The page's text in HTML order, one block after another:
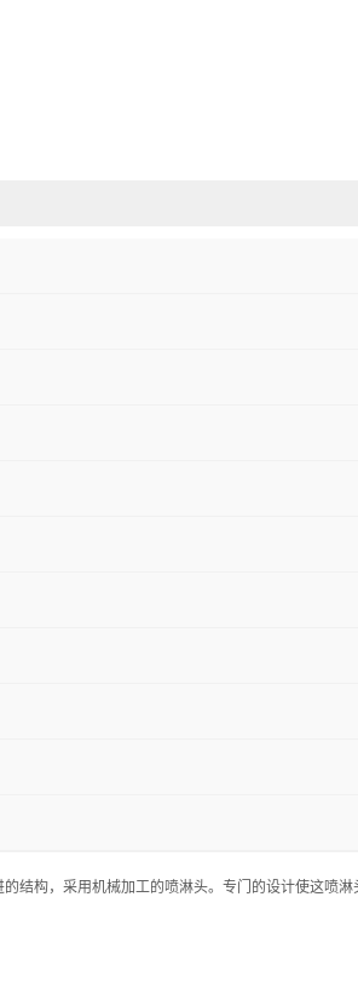
结构，采用机械加工的喷淋头。专门的设计使这喷淋